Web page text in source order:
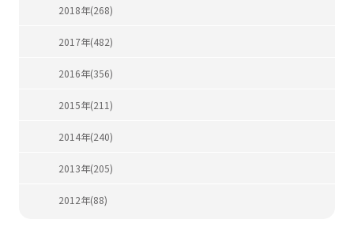
2018年(268)
2017年(482)
2016年(356)
2015年(211)
2014年(240)
2013年(205)
2012年(88)